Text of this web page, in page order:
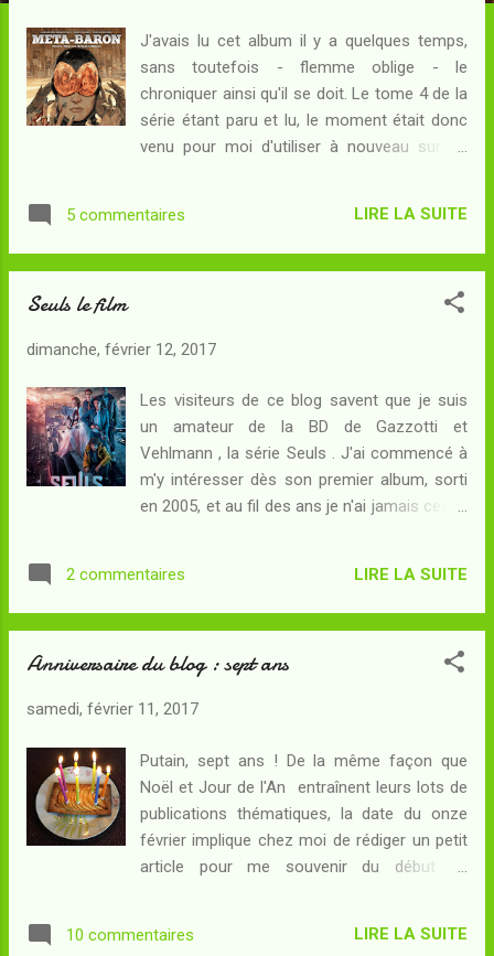
J'avais lu cet album il y a quelques temps,
sans toutefois - flemme oblige - le
chroniquer ainsi qu'il se doit. Le tome 4 de la
série étant paru et lu, le moment était donc
venu pour moi d'utiliser à nouveau sur ce
défait les stratagèmes de Wilhelm-100 et
l'impossible a eu lieu : plus une seule goutte
puisque les dernières réserves se trouvent à
Méta-Bunker. Sur Néo-Planète-d'Or, le
épiphyte, plus de voyage instantané dans
l'espace, et donc plus d'Empire...
condamnant la civilisation Techno-
Industrielle à l'effondrement. Alors, en
désespoir de cause, il envoie sur Marmola le
aussi intelligent que pervers, afin de
5 commentaires LIRE LA SUITE
Seuls le film
dimanche, février 12, 2017
Les visiteurs de ce blog savent que je suis
un amateur de la BD de Gazzotti et
Vehlmann , la série Seuls . J'ai commencé à
m'y intéresser dès son premier album, sorti
en 2005, et au fil des ans je n'ai jamais cessé
semble devenir une franchise avec la sortie
de son adaptation au cinéma ! Je ne pouvais
allait faire de cette série si intéressante et,
pour son lecteur... Résumé : Leila est une
lui vient de son grand frère plongé dans le
coma. Quand elle apprend qu'il est renvoyé
en chambre stérile, sa vie lui semble
insupportable et la voilà prête à exploser. Un
matin, voilà qu'elle se réveille dans son lit
jour précédent. Il n'y a personne chez elle, ni
2 commentaires LIRE LA SUITE
Anniversaire du blog : sept ans
samedi, février 11, 2017
Putain, sept ans ! De la même façon que
Noël et Jour de l'An entraînent leurs lots de
publications thématiques, la date du onze
février implique chez moi de rédiger un petit
article pour me souvenir du début de
Frank Herbert mon premier blog littéraire, et
10 commentaires LIRE LA SUITE